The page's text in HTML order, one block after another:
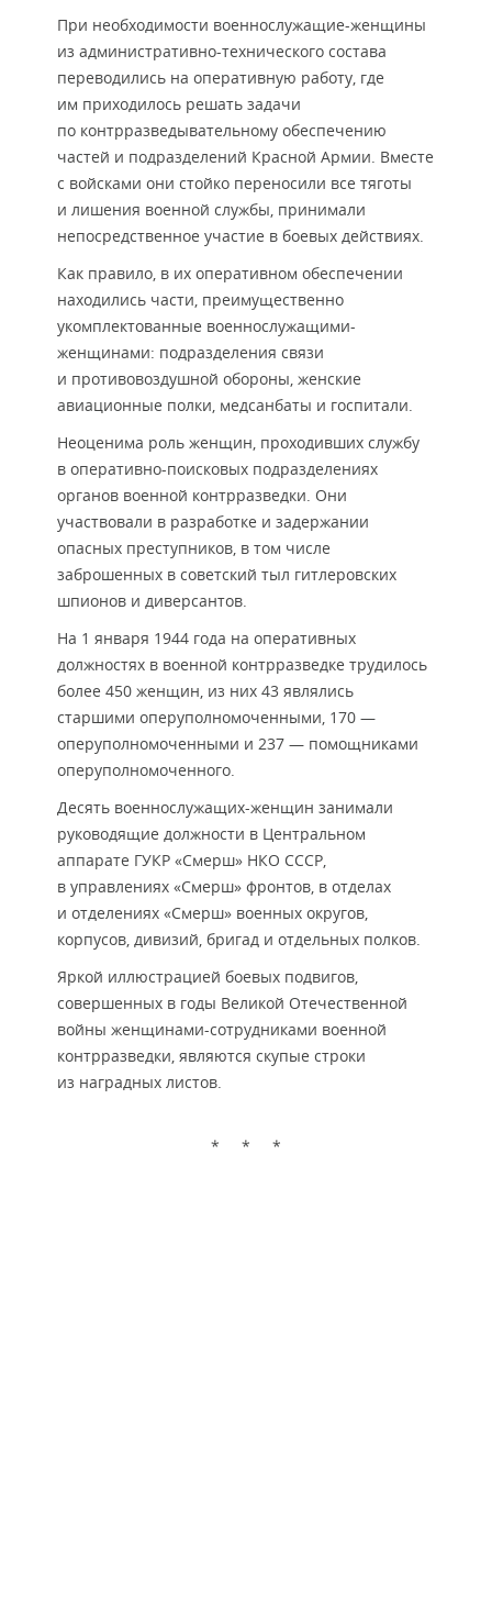
При необходимости военнослужащие-женщины
из административно-технического состава
переводились на оперативную работу, где
им приходилось решать задачи
по контрразведывательному обеспечению
частей и подразделений Красной Армии. Вместе
с войсками они стойко переносили все тяготы
и лишения военной службы, принимали
непосредственное участие в боевых действиях.
Как правило, в их оперативном обеспечении
находились части, преимущественно
укомплектованные военнослужащими-
женщинами: подразделения связи
и противовоздушной обороны, женские
авиационные полки, медсанбаты и госпитали.
Неоценима роль женщин, проходивших службу
в оперативно-поисковых подразделениях
органов военной контрразведки. Они
участвовали в разработке и задержании
опасных преступников, в том числе
заброшенных в советский тыл гитлеровских
шпионов и диверсантов.
На 1 января 1944 года на оперативных
должностях в военной контрразведке трудилось
более 450 женщин, из них 43 являлись
старшими оперуполномоченными, 170 —
оперуполномоченными и 237 — помощниками
оперуполномоченного.
Десять военнослужащих-женщин занимали
руководящие должности в Центральном
аппарате ГУКР «Смерш» НКО СССР,
в управлениях «Смерш» фронтов, в отделах
и отделениях «Смерш» военных округов,
корпусов, дивизий, бригад и отдельных полков.
Яркой иллюстрацией боевых подвигов,
совершенных в годы Великой Отечественной
войны женщинами-сотрудниками военной
контрразведки, являются скупые строки
из наградных листов.
* * *